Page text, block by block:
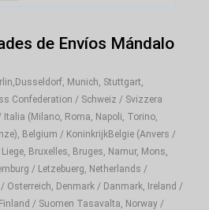
de Envíos Mándalo
Munich, Stuttgart,
Confederation / Schweiz / Svizzera
Italia (Milano, Roma, Napoli, Torino,
Belgium / KoninkrijkBelgie (Anvers /
Bruxelles, Bruges, Namur, Mons,
/ Letzebuerg, Netherlands /
Osterreich, Denmark / Danmark, Ireland /
/ Suomen Tasavalta, Norway /